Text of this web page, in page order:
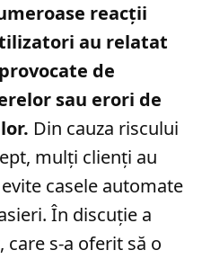
reacții
au relatat
de
sau erori de
Din cauza riscului
mulți clienți au
casele automate
În discuție a
s-a oferit să o